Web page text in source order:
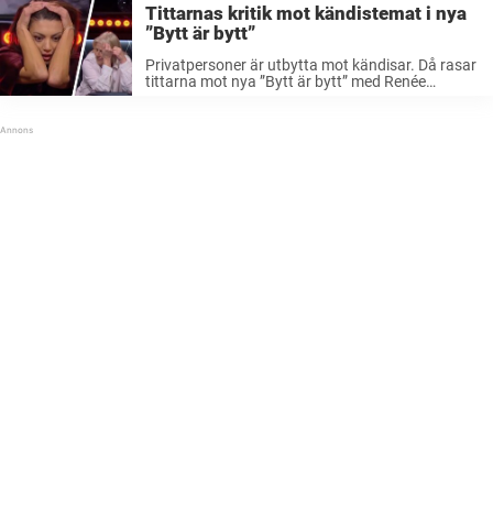
Tittarnas kritik mot kändistemat i nya
”Bytt är bytt”
Privatpersoner är utbytta mot kändisar. Då rasar
tittarna mot nya ”Bytt är bytt” med Renée